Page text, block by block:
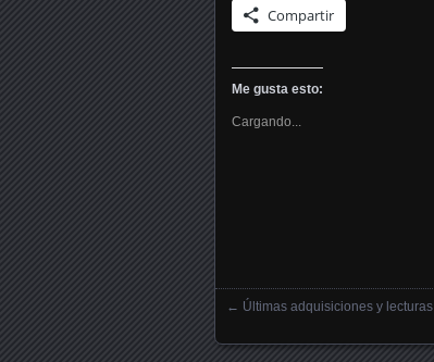
Compartir
Me gusta esto:
Cargando...
← Últimas adquisiciones y lecturas